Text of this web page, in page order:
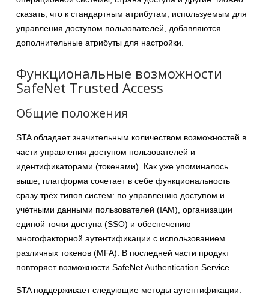
сказать, что к стандартным атрибутам, используемым для
управления доступом пользователей, добавляются
дополнительные атрибуты для настройки.
Функциональные возможности
SafeNet Trusted Access
Общие положения
STA обладает значительным количеством возможностей в
части управления доступом пользователей и
идентификаторами (токенами). Как уже упоминалось
выше, платформа сочетает в себе функциональность
сразу трёх типов систем: по управлению доступом и
учётными данными пользователей (IAM), организации
единой точки доступа (SSO) и обеспечению
многофакторной аутентификации с использованием
различных токенов (MFA). В последней части продукт
повторяет возможности SafeNet Authentication Service.
STA поддерживает следующие методы аутентификации: